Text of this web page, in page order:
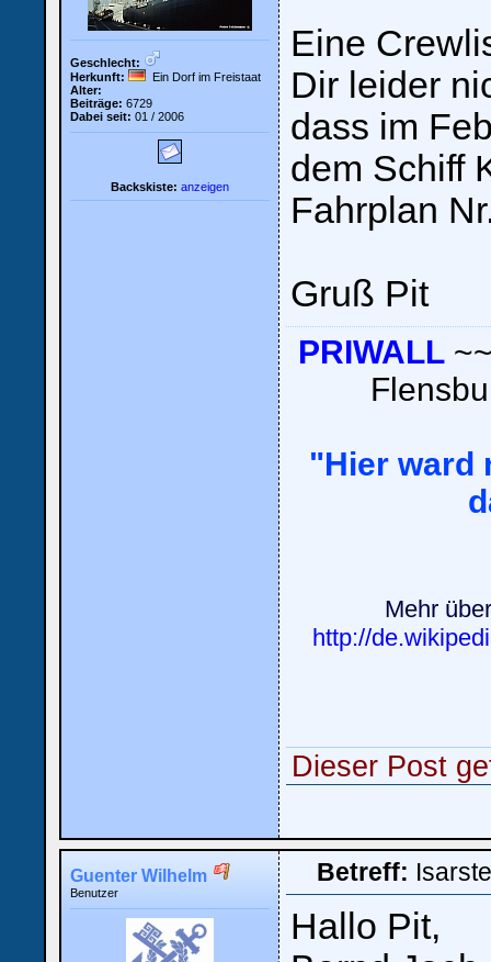
Geschlecht:
Herkunft:
Ein Dorf im Freistaat
Alter:
Beiträge: 6729
Dabei seit: 01 / 2006
Backskiste: anzeigen
Eine
Dir leider
dass im
dem Schiff
Fahrplan
Gruß Pit
PRIWALL
"Hier ward
Mehr
http://
Dieser Post
Guenter Wilhelm
Benutzer
Betreff:
Hallo Pit,